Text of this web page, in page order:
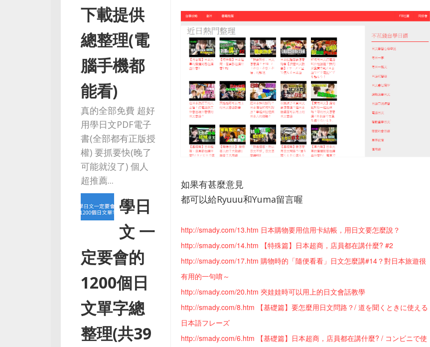
下載提供
總整理(電
腦手機都
能看)
真的全部免費 超好
用學日文PDF電子
書(全部都有正版授
權) 要抓要快(晚了
可能就沒了) 個人
超推薦...
學日
文 一
定要會的
1200個日
文單字總
整理(共39
如果有甚麼意見
都可以給Ryuuu和Yuma留言喔
http://smady.com/13.htm 日本購物要用信用卡結帳，用日文要怎麼說？
http://smady.com/14.htm 【特殊篇】日本超商，店員都在講什麼? #2
http://smady.com/17.htm 購物時的「隨便看看」日文怎麼講#14？對日本旅遊很
有用的一句唷～
http://smady.com/20.htm 夾娃娃時可以用上的日文會話教學
http://smady.com/8.htm 【基礎篇】要怎麼用日文問路？/ 道を聞くときに使える
日本語フレーズ
http://smady.com/6.htm 【基礎篇】日本超商，店員都在講什麼? / コンビニで使